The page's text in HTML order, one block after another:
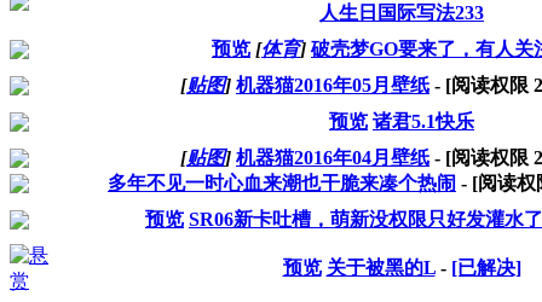
人生日国际写法233
预览 [体育] 破壳梦GO要来了，有人关
[贴图] 机器猫2016年05月壁纸 - [阅读权限
预览 诸君5.1快乐
[贴图] 机器猫2016年04月壁纸 - [阅读权限
多年不见一时心血来潮也干脆来凑个热闹 - [阅读
预览 SR06新卡吐槽，萌新没权限只好发灌水了
预览 关于被黑的L- [已解决]